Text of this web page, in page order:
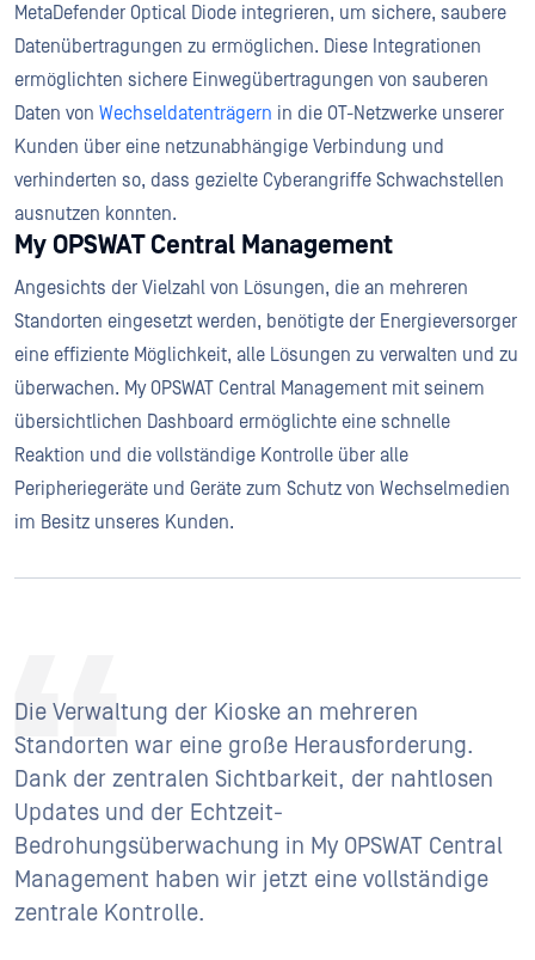
MetaDefender Optical Diode integrieren, um sichere, saubere
Datenübertragungen zu ermöglichen. Diese Integrationen
ermöglichten sichere Einwegübertragungen von sauberen
Daten von Wechseldatenträgern in die OT-Netzwerke unserer
Kunden über eine netzunabhängige Verbindung und
verhinderten so, dass gezielte Cyberangriffe Schwachstellen
ausnutzen konnten.
My OPSWAT Central Management
Angesichts der Vielzahl von Lösungen, die an mehreren
Standorten eingesetzt werden, benötigte der Energieversorger
eine effiziente Möglichkeit, alle Lösungen zu verwalten und zu
überwachen. My OPSWAT Central Management mit seinem
übersichtlichen Dashboard ermöglichte eine schnelle
Reaktion und die vollständige Kontrolle über alle
Peripheriegeräte und Geräte zum Schutz von Wechselmedien
im Besitz unseres Kunden.
Die Verwaltung der Kioske an mehreren
Standorten war eine große Herausforderung.
Dank der zentralen Sichtbarkeit, der nahtlosen
Updates und der Echtzeit-
Bedrohungsüberwachung in My OPSWAT Central
Management haben wir jetzt eine vollständige
zentrale Kontrolle.